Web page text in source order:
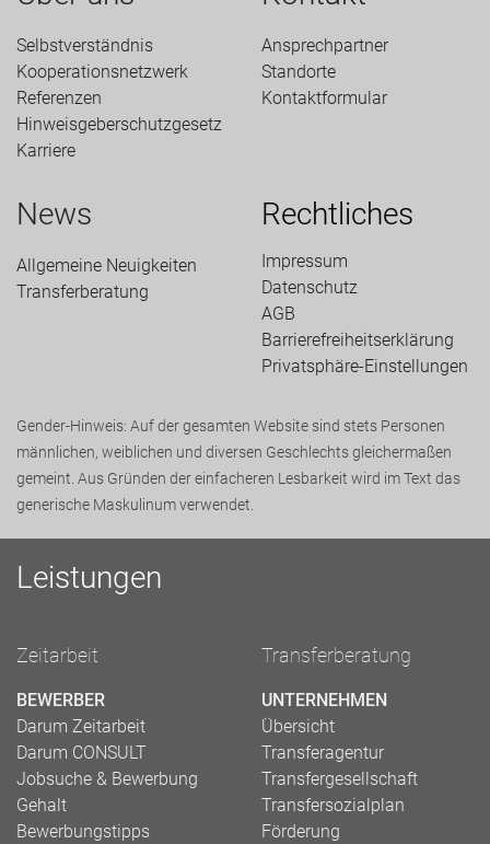
Selbstverständnis
Kooperationsnetzwerk
Referenzen
Hinweisgeberschutzgesetz
Karriere
Ansprechpartner
Standorte
Kontaktformular
News
Allgemeine Neuigkeiten
Transfer­beratung
Rechtliches
Impressum
Datenschutz
AGB
Barrierefreiheitserklärung
Privatsphäre-Einstellungen
Gender-Hinweis: Auf der gesamten Website sind stets Personen
männlichen, weiblichen und diversen Geschlechts gleichermaßen
gemeint. Aus Gründen der einfacheren Lesbarkeit wird im Text das
generische Maskulinum verwendet.
Leistungen
Zeitarbeit
BEWERBER
Darum Zeitarbeit
Darum CONSULT
Jobsuche & Bewerbung
Gehalt
Bewerbungstipps
Transferberatung
UNTERNEHMEN
Übersicht
Transferagentur
Transfergesellschaft
Transfersozialplan
Förderung